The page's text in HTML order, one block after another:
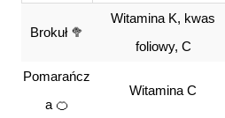
Brokuł 🥦
Witamina K, kwas
foliowy, C
Pomarańcz
a 🍊
Witamina C